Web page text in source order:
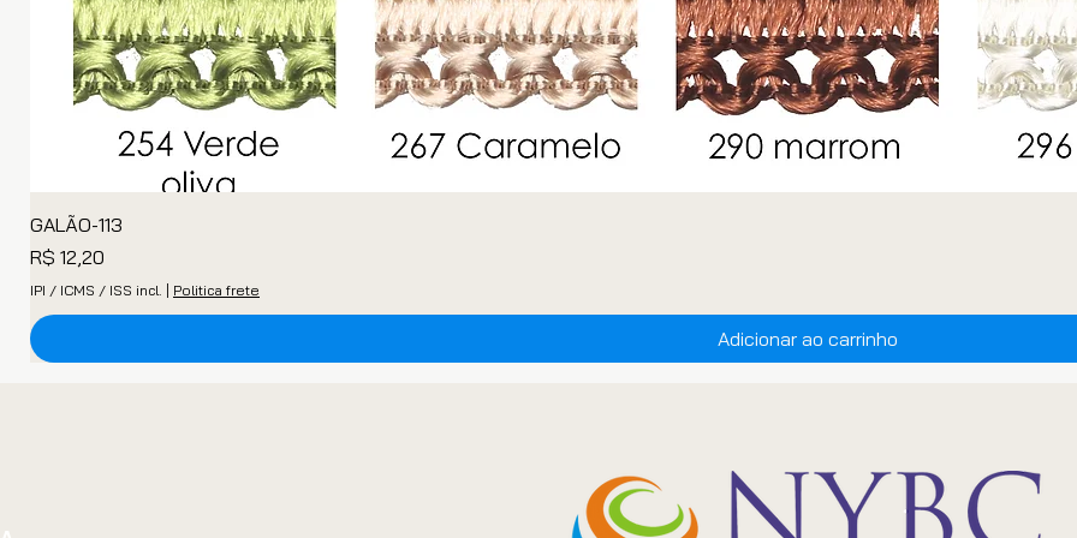
GALÃO-113
Preço
R$ 12,20
IPI / ICMS / ISS incl. Politica frete
Adicionar ao carrinho